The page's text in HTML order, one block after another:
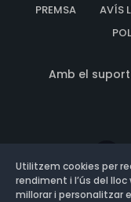
PREMSA
AVÍS
Amb el
Utilitzem cookies per
rendiment i l’ús del
millorar i personalitzar